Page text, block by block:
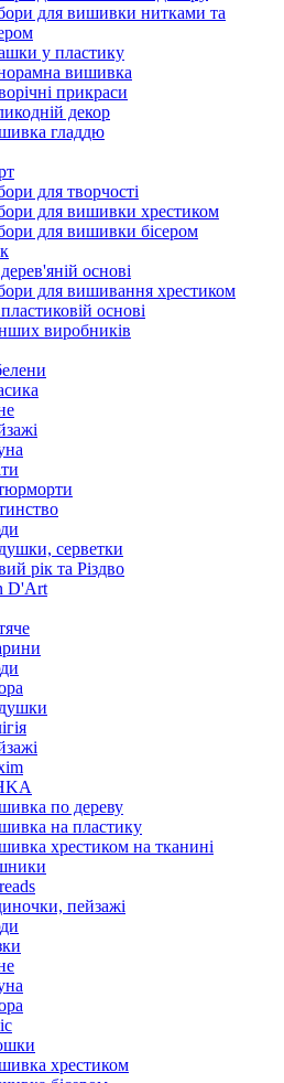
для вишивки нитками та
у пластику
вишивка
прикраси
декор
гладдю
для творчості
для вишивки хрестиком
для вишивки бісером
основі
для вишивання хрестиком
основі
виробників
серветки
рік та Різдво
D'Art
по дереву
на пластику
хрестиком на тканині
пейзажі
хрестиком